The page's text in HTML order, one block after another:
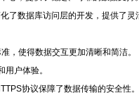
了数据库访问层的开发，提供了灵
，使得数据交互更加清晰和简洁。
户体验。
协议保障了数据传输的安全性。